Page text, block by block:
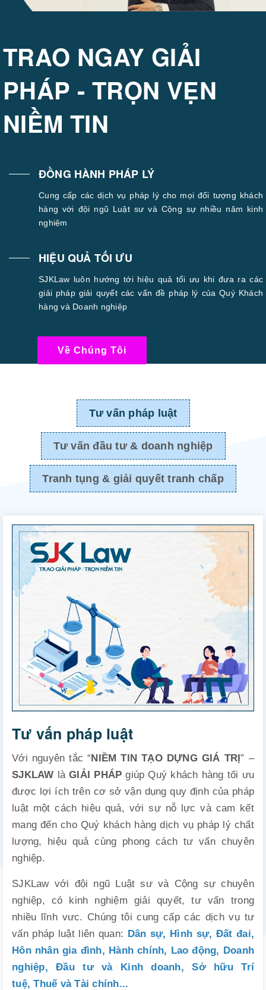
TRAO NGAY GIẢI
PHÁP - TRỌN VẸN
NIỀM TIN
ĐỒNG HÀNH PHÁP LÝ
Cung cấp các dịch vụ pháp lý cho mọi đối tượng khách
hàng với đội ngũ Luật sư và Cộng sự nhiều năm kinh
nghiệm
HIỆU QUẢ TỐI ƯU
SJKLaw luôn hướng tới hiệu quả tối ưu khi đưa ra các
giải pháp giải quyết các vấn đề pháp lý của Quý Khách
hàng và Doanh nghiệp
Về Chúng Tôi
Tư vấn pháp luật
Tư vấn đầu tư & doanh nghiệp
Tranh tụng & giải quyết tranh chấp
Tư vấn pháp luật
Với nguyên tắc “NIỀM TIN TẠO DỰNG GIÁ TRỊ” –
SJKLAW làGIẢI PHÁP giúp Quý khách hàng tối ưu
được lợi ích trên cơ sở vận dụng quy định của pháp
luật một cách hiệu quả, với sự nỗ lực và cam kết
mang đến cho Quý khách hàng dịch vụ pháp lý chất
lượng, hiệu quả cùng phong cách tư vấn chuyên
nghiệp.
SJKLaw với đội ngũ Luật sư và Cộng sự chuyên
nghiệp, có kinh nghiệm giải quyết, tư vấn trong
nhiều lĩnh vưc. Chúng tôi cung cấpcác dịch vụ tư
vấn pháp luật liên quan: Dân sự, Hình sự, Đất đai,
Hôn nhân gia đình, Hành chính, Lao động, Doanh
nghiệp,Đầu tư và Kinh doanh,Sở hữu Trí
tuệ,Thuế và Tài chính...